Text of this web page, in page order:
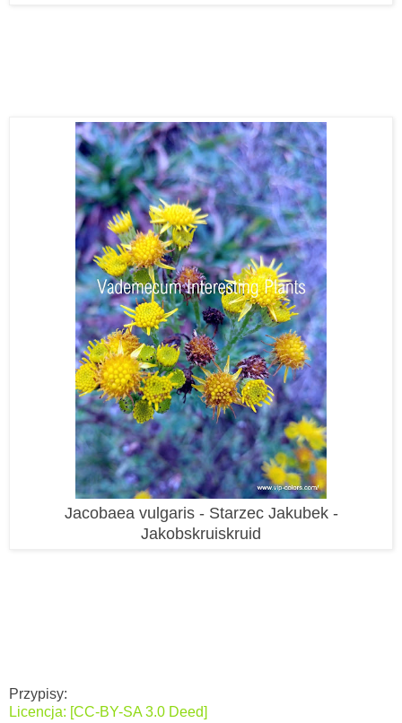
Jacobaea vulgaris - Starzec Jakubek -
Jakobskruiskruid
Przypisy:
Licencja: [CC-BY-SA 3.0 Deed]